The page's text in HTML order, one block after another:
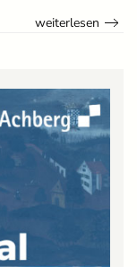
weiterlesen